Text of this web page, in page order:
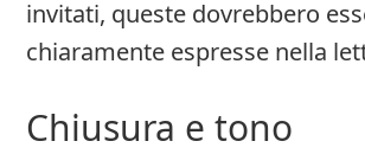
invitati, queste dovrebbero
chiaramente espresse nella
Chiusura e tono